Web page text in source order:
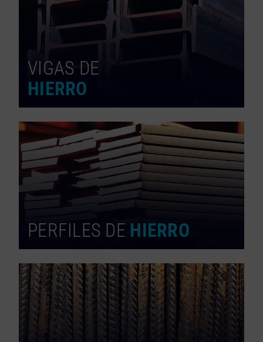
VIGAS DE
HIERRO
PERFILES DE HIERRO